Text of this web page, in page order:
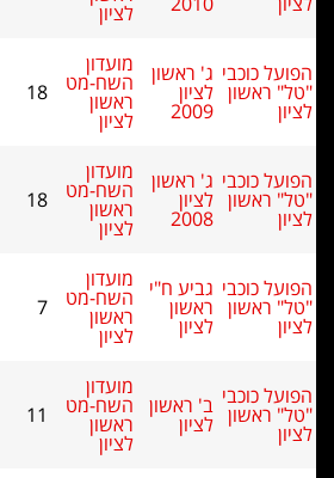
לציון
כוכבי
ראשון
ג' ראשון
לציון
2009
מועדון
השח-מט
ראשון
לציון
18
כוכבי
ראשון
ג' ראשון
לציון
2008
מועדון
השח-מט
ראשון
לציון
18
כוכבי
ראשון
גביע ח"י
ראשון
לציון
מועדון
השח-מט
ראשון
לציון
7
כוכבי
ראשון ב' ראשון
לציון
השח-מט
ראשון
לציון
11